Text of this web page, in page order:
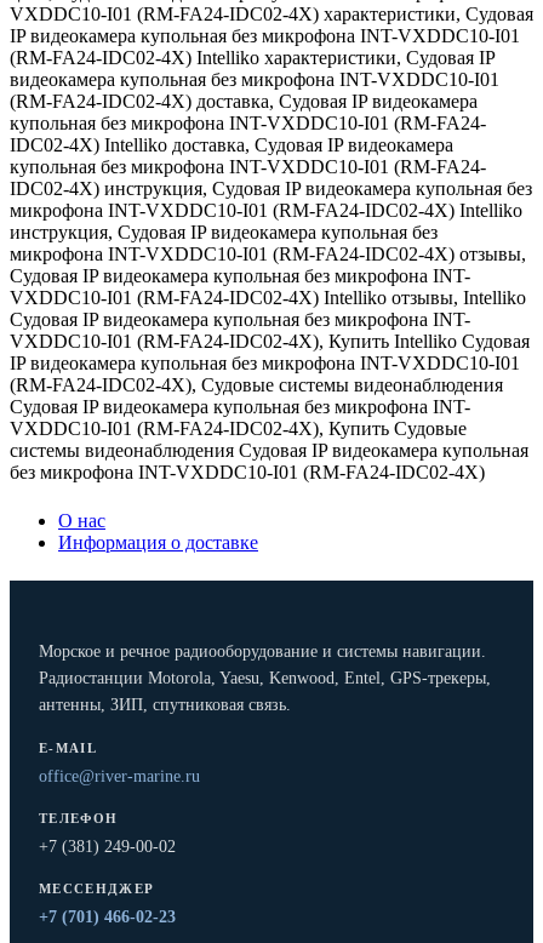
VXDDC10-I01 (RM-FA24-IDC02-4X) характеристики, Судовая
IP видеокамера купольная без микрофона INT-VXDDC10-I01
(RM-FA24-IDC02-4X) Intelliko характеристики, Судовая IP
видеокамера купольная без микрофона INT-VXDDC10-I01
(RM-FA24-IDC02-4X) доставка, Судовая IP видеокамера
купольная без микрофона INT-VXDDC10-I01 (RM-FA24-
IDC02-4X) Intelliko доставка, Судовая IP видеокамера
купольная без микрофона INT-VXDDC10-I01 (RM-FA24-
IDC02-4X) инструкция, Судовая IP видеокамера купольная без
микрофона INT-VXDDC10-I01 (RM-FA24-IDC02-4X) Intelliko
инструкция, Судовая IP видеокамера купольная без
микрофона INT-VXDDC10-I01 (RM-FA24-IDC02-4X) отзывы,
Судовая IP видеокамера купольная без микрофона INT-
VXDDC10-I01 (RM-FA24-IDC02-4X) Intelliko отзывы, Intelliko
Судовая IP видеокамера купольная без микрофона INT-
VXDDC10-I01 (RM-FA24-IDC02-4X), Купить Intelliko Судовая
IP видеокамера купольная без микрофона INT-VXDDC10-I01
(RM-FA24-IDC02-4X), Судовые системы видеонаблюдения
Судовая IP видеокамера купольная без микрофона INT-
VXDDC10-I01 (RM-FA24-IDC02-4X), Купить Судовые
системы видеонаблюдения Судовая IP видеокамера купольная
без микрофона INT-VXDDC10-I01 (RM-FA24-IDC02-4X)
О нас
Информация о доставке
Морское и речное радиооборудование и системы навигации.
Радиостанции Motorola, Yaesu, Kenwood, Entel, GPS-трекеры,
антенны, ЗИП, спутниковая связь.
E-MAIL
office@river-marine.ru
ТЕЛЕФОН
+7 (381) 249-00-02
МЕССЕНДЖЕР
+7 (701) 466-02-23